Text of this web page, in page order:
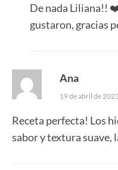
De nada Liliana!!
gustaron, gracias
Ana
19 de abril de
Receta perfecta! Los
sabor y textura suave,